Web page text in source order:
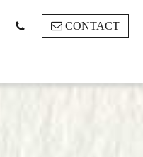
CONTACT